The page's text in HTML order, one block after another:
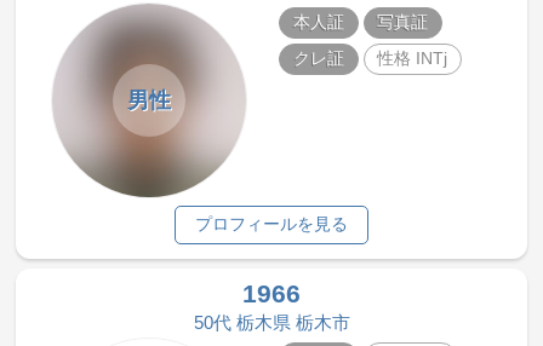
男性
本人証
写真証
クレ証
性格 INTj
プロフィールを見る
1966
50代 栃木県 栃木市